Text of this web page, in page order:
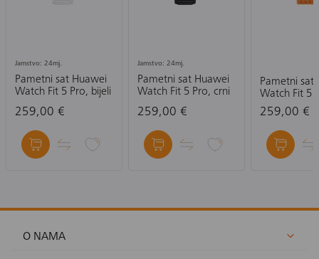
Jamstvo: 24mj.
Pametni sat Huawei
Watch Fit 5 Pro, bijeli
259,00 €
Jamstvo: 24mj.
Pametni sat Huawei
Watch Fit 5 Pro, crni
259,00 €
Pametni sat
Watch Fit 5
narančasti
259,00 €
O NAMA